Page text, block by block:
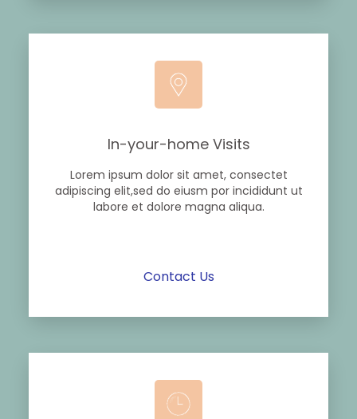
In-your-home Visits
Lorem ipsum dolor sit amet, consectet
adipiscing elit,sed do eiusm por incididunt ut
labore et dolore magna aliqua.
Contact Us